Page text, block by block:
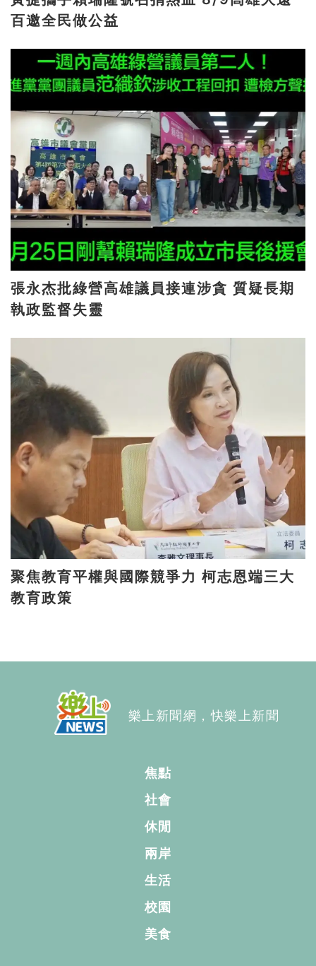
百邀全民做公益
張永杰批綠營高雄議員接連涉貪 質疑長期
執政監督失靈
聚焦教育平權與國際競爭力 柯志恩端三大
教育政策
樂上新聞網，快樂上新聞
焦點
社會
休閒
兩岸
生活
校園
美食